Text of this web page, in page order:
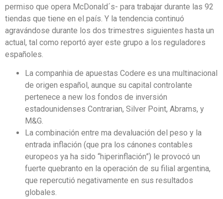
permiso que opera McDonald´s- para trabajar durante las 92
tiendas que tiene en el país. Y la tendencia continuó
agravándose durante los dos trimestres siguientes hasta un
actual, tal como reportó ayer este grupo a los reguladores
españoles.
La companhia de apuestas Codere es una multinacional
de origen español, aunque su capital controlante
pertenece a new los fondos de inversión
estadounidenses Contrarian, Silver Point, Abrams, y
M&G.
La combinación entre ma devaluación del peso y la
entrada inflación (que pra los cánones contables
europeos ya ha sido “hiperinflación”) le provocó un
fuerte quebranto en la operación de su filial argentina,
que repercutió negativamente en sus resultados
globales.